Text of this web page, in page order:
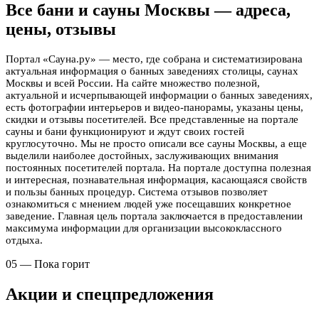
Все бани и сауны Москвы — адреса,
цены, отзывы
Портал «Сауна.ру» — место, где собрана и систематизирована
актуальная информация о банных заведениях столицы, саунах
Москвы и всей России. На сайте множество полезной,
актуальной и исчерпывающей информации о банных заведениях,
есть фотографии интерьеров и видео-панорамы, указаны цены,
скидки и отзывы посетителей. Все представленные на портале
сауны и бани функционируют и ждут своих гостей
круглосуточно. Мы не просто описали все сауны Москвы, а еще
выделили наиболее достойных, заслуживающих внимания
постоянных посетителей портала. На портале доступна полезная
и интересная, познавательная информация, касающаяся свойств
и пользы банных процедур. Система отзывов позволяет
ознакомиться с мнением людей уже посещавших конкретное
заведение. Главная цель портала заключается в предоставлении
максимума информации для организации высококлассного
отдыха.
05 — Пока горит
Акции и спецпредложения